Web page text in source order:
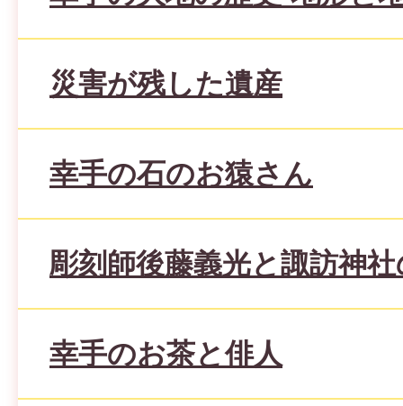
災害が残した遺産
幸手の石のお猿さん
彫刻師後藤義光と諏訪神
幸手のお茶と俳人